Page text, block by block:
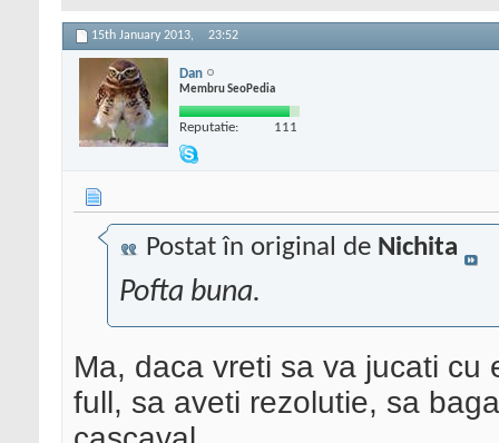
15th January 2013, 23:52
Dan
Membru SeoPedia
Reputatie: 111
Postat în original de Nichita
Pofta buna.
Ma, daca vreti sa va jucati cu
full, sa aveti rezolutie, sa